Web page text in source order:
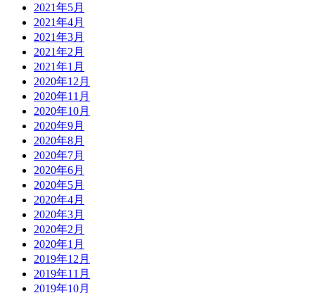
2021年5月
2021年4月
2021年3月
2021年2月
2021年1月
2020年12月
2020年11月
2020年10月
2020年9月
2020年8月
2020年7月
2020年6月
2020年5月
2020年4月
2020年3月
2020年2月
2020年1月
2019年12月
2019年11月
2019年10月